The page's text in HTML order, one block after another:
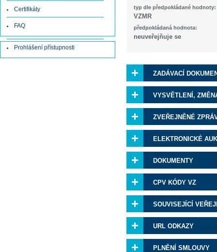
Certifikáty
FAQ
Prohlášení přístupnosti
typ dle předpokládané hodnoty:
VZMR
předpokládaná hodnota:
neuveřejňuje se
ZADÁVACÍ
VYSVĚTLENÍ,
ZVEŘEJNĚNÉ
ELEKTRONICKÉ
DOKUMENTY
CPV KÓDY VZ
SOUVISEJÍCÍ
URL ODKAZY
PLNĚNÍ SMLOUVY